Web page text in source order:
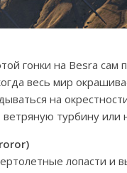
гонки на Besra
весь мир
на
турбину или
лопасти и